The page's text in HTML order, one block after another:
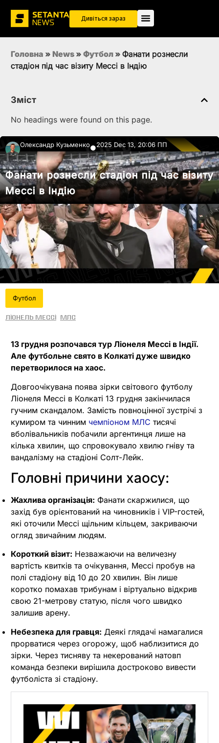
Дивіться зараз
Головна » News » Футбол » Фанати рознесли
стадіон під час візиту Мессі в Індію
Зміст
No headings were found on this page.
Олександр Кузьменко●2025 Dec 13, 20:06 ПП
Фанати рознесли стадіон під час візиту
Мессі в Індію
Футбол
Ліонель Мессі МЛС
13 грудня розпочався тур Ліонеля Мессі в Індії.
Але футбольне свято в Колкаті дуже швидко
перетворилося на хаос.
Довгоочікувана поява зірки світового футболу
Ліонеля Мессі в Колкаті 13 грудня закінчилася
гучним скандалом. Замість повноцінної зустрічі з
кумиром та чинним чемпіоном МЛС тисячі
вболівальників побачили аргентинця лише на
кілька хвилин, що спровокувало хвилю гніву та
вандалізму на стадіоні Солт-Лейк.
Головні причини хаосу:
Жахлива організація: Фанати скаржилися, що
захід був орієнтований на чиновників і VIP-гостей,
які оточили Мессі щільним кільцем, закриваючи
огляд звичайним людям.
Короткий візит: Незважаючи на величезну
вартість квитків та очікування, Мессі пробув на
полі стадіону від 10 до 20 хвилин. Він лише
коротко помахав трибунам і віртуально відкрив
свою 21-метрову статую, після чого швидко
залишив арену.
Небезпека для гравця: Деякі глядачі намагалися
прорватися через огорожу, щоб наблизитися до
зірки. Через тисняву та некерований натовп
команда безпеки вирішила достроково вивести
футболіста зі стадіону.